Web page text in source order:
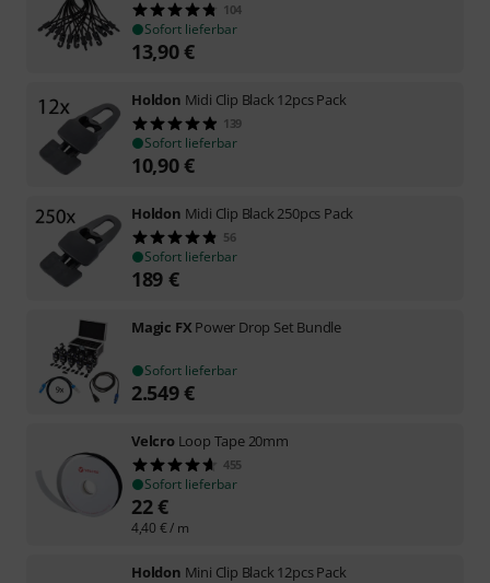
104
Sofort lieferbar
13,90€
Holdon Midi Clip Black 12pcs Pack
139
Sofort lieferbar
10,90€
Holdon Midi Clip Black 250pcs Pack
56
Sofort lieferbar
189 €
Magic FX Power Drop Set Bundle
Sofort lieferbar
2.549€
Velcro Loop Tape 20mm
455
Sofort lieferbar
22€
4,40 €/ m
Holdon Mini Clip Black 12pcs Pack